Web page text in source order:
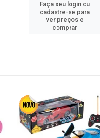
Faça seu login ou
cadastre-se para
ver preços e
comprar